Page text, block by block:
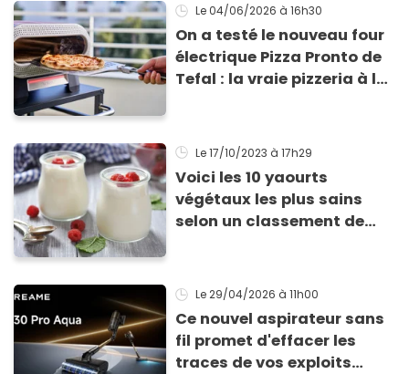
Le 04/06/2026 à 16h30
On a testé le nouveau four
électrique Pizza Pronto de
Tefal : la vraie pizzeria à la
Le 17/10/2023 à 17h29
Voici les 10 yaourts
végétaux les plus sains
selon un classement de
Le 29/04/2026 à 11h00
Ce nouvel aspirateur sans
fil promet d'effacer les
traces de vos exploits